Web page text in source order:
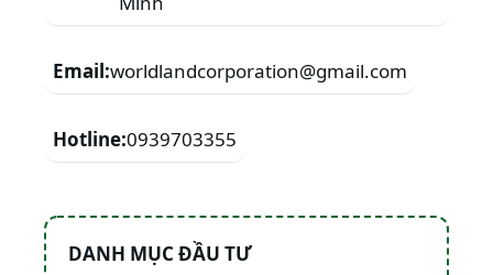
Email:worldlandcorporation@gmail.com
Hotline:0939703355
DANH MỤC ĐẦU TƯ